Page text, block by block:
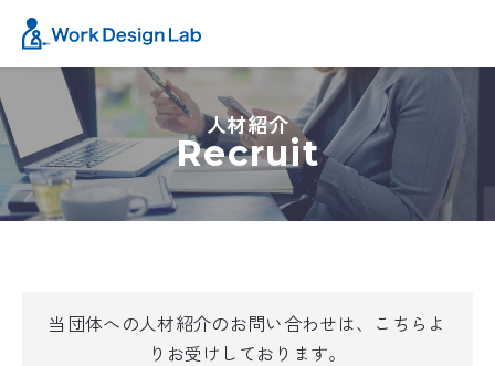
人材紹介
Recruit
当団体への人材紹介のお問い合わせは、こちらよ
りお受けしております。